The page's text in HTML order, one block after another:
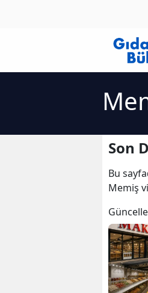
Son
Bu
Memiş